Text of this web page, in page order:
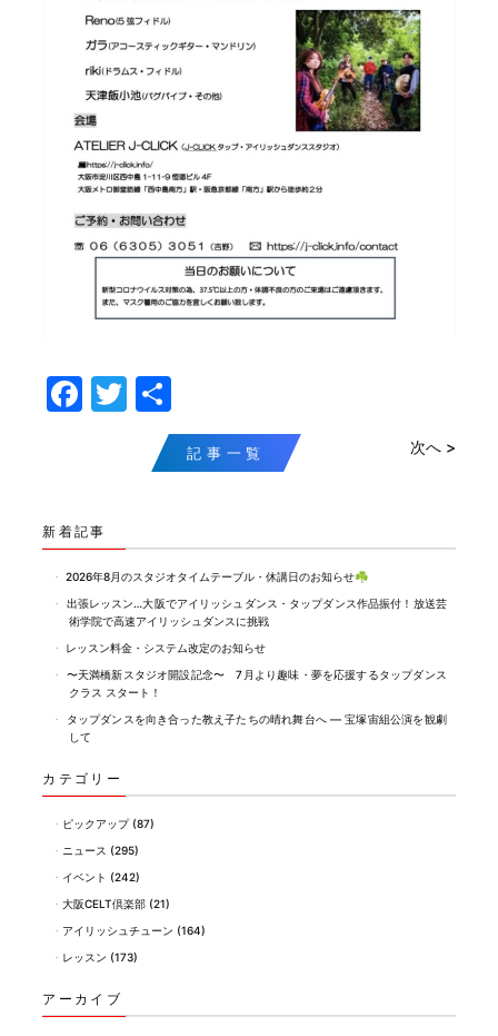
F
b
o
o
k
T
itt
有
次へ >
記事一覧
新着記事
2026年8月のスタジオタイムテーブル・休講日のお知らせ☘️
出張レッスン…大阪でアイリッシュダンス・タップダンス作品振付！放送芸
術学院で高速アイリッシュダンスに挑戦
レッスン料金・システム改定のお知らせ
〜天満橋新スタジオ開設記念〜 7月より趣味・夢を応援するタップダンス
クラス スタート！
タップダンスを向き合った教え子たちの晴れ舞台へ ― 宝塚宙組公演を観劇
して
カテゴリー
ピックアップ(87)
ニュース (295)
イベント (242)
大阪CELT倶楽部 (21)
アイリッシュチューン (164)
レッスン (173)
アーカイブ